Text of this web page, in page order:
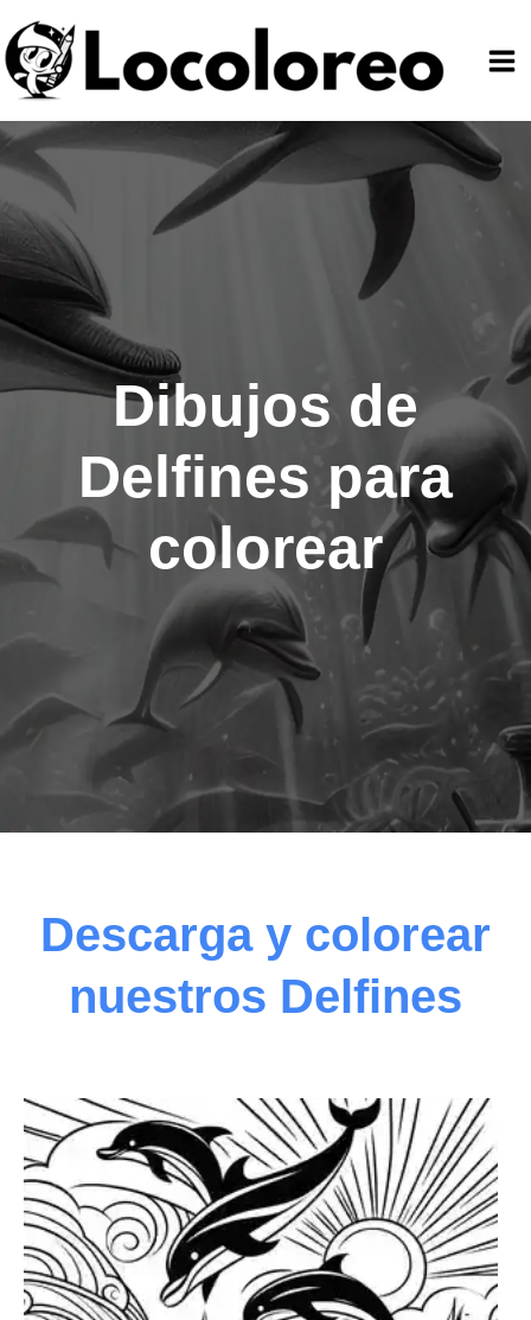
al
contenido
Dibujos de
Delfines para
colorear
Descarga y colorear
nuestros Delfines